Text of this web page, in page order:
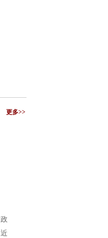
更多>>